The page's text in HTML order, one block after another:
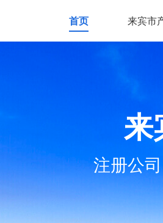
首页 来宾市
来
注册公